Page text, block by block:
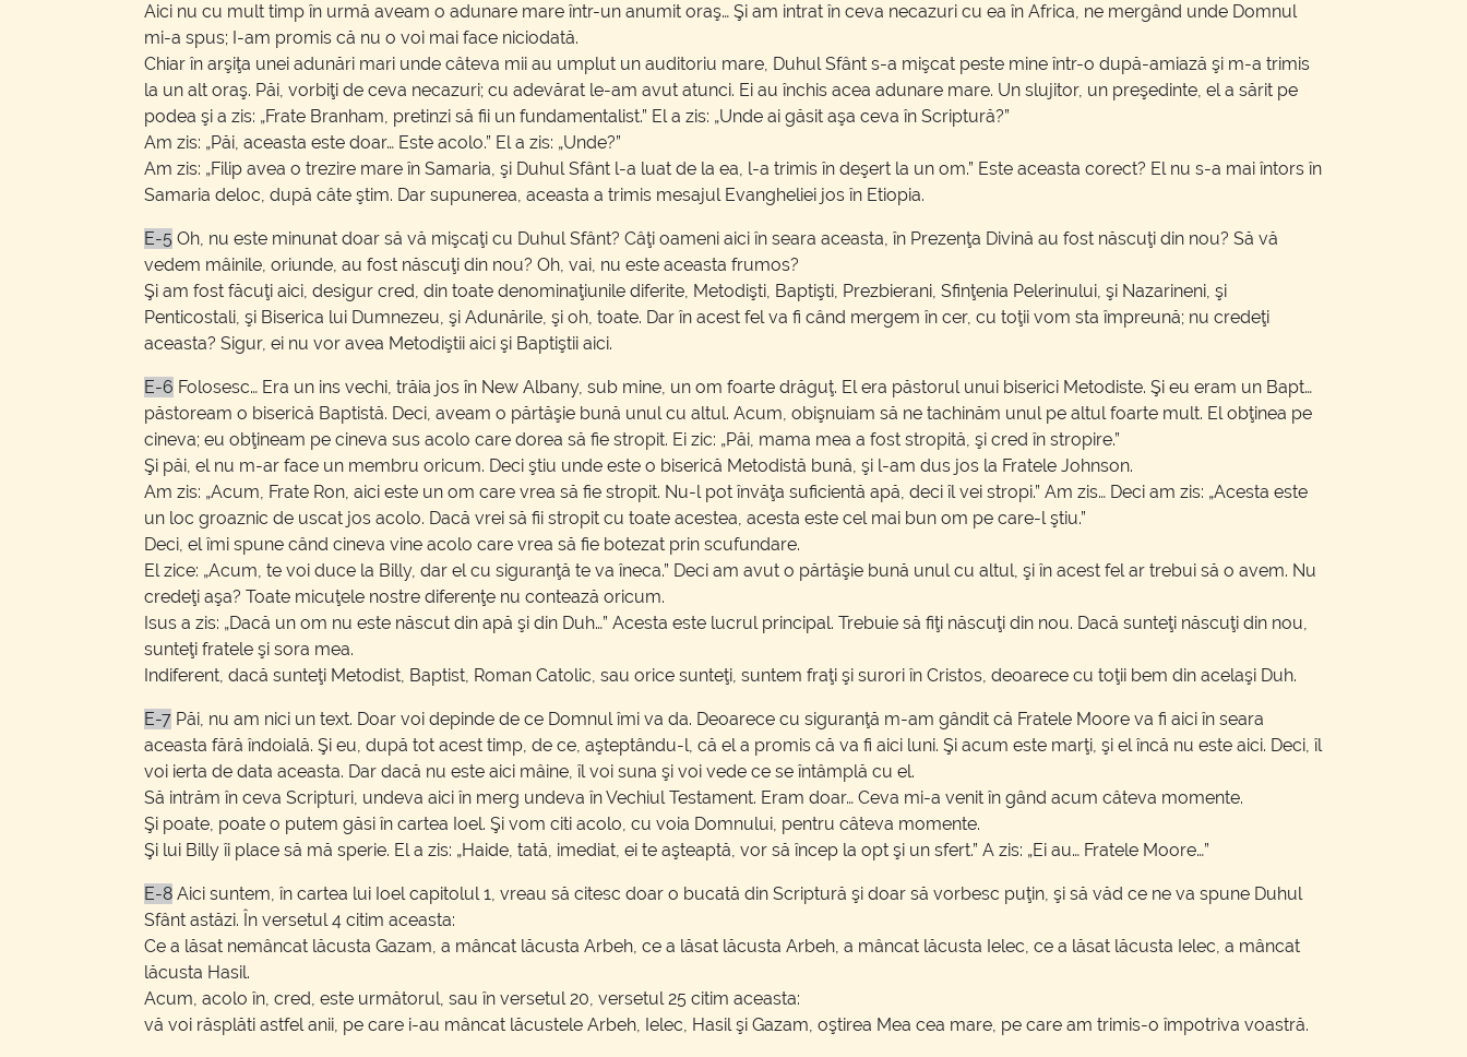
Aici nu cu mult timp în urmă aveam o adunare mare într-un anumit oraş… Şi am intrat în ceva necazuri cu ea în Africa, ne mergând unde Domnul
mi-a spus; I-am promis că nu o voi mai face niciodată.
Chiar în arşiţa unei adunări mari unde câteva mii au umplut un auditoriu mare, Duhul Sfânt s-a mişcat peste mine într-o după-amiază şi m-a trimis
la un alt oraş. Păi, vorbiţi de ceva necazuri; cu adevărat le-am avut atunci. Ei au închis acea adunare mare. Un slujitor, un preşedinte, el a sărit pe
podea şi a zis: „Frate Branham, pretinzi să fii un fundamentalist.” El a zis: „Unde ai găsit aşa ceva în Scriptură?”
Am zis: „Păi, aceasta este doar… Este acolo.” El a zis: „Unde?”
Am zis: „Filip avea o trezire mare în Samaria, şi Duhul Sfânt l-a luat de la ea, l-a trimis în deşert la un om.” Este aceasta corect? El nu s-a mai întors în
Samaria deloc, după câte ştim. Dar supunerea, aceasta a trimis mesajul Evangheliei jos în Etiopia.
E-5 Oh, nu este minunat doar să vă mişcaţi cu Duhul Sfânt? Câţi oameni aici în seara aceasta, în Prezenţa Divină au fost născuţi din nou? Să vă
vedem mâinile, oriunde, au fost născuţi din nou? Oh, vai, nu este aceasta frumos?
Şi am fost făcuţi aici, desigur cred, din toate denominaţiunile diferite, Metodişti, Baptişti, Prezbierani, Sfinţenia Pelerinului, şi Nazarineni, şi
Penticostali, şi Biserica lui Dumnezeu, şi Adunările, şi oh, toate. Dar în acest fel va fi când mergem în cer, cu toţii vom sta împreună; nu credeţi
aceasta? Sigur, ei nu vor avea Metodiştii aici şi Baptiştii aici.
E-6 Folosesc… Era un ins vechi, trăia jos în New Albany, sub mine, un om foarte drăguţ. El era păstorul unui biserici Metodiste. Şi eu eram un Bapt…
păstoream o biserică Baptistă. Deci, aveam o părtăşie bună unul cu altul. Acum, obişnuiam să ne tachinăm unul pe altul foarte mult. El obţinea pe
cineva; eu obţineam pe cineva sus acolo care dorea să fie stropit. Ei zic: „Păi, mama mea a fost stropită, şi cred în stropire.”
Şi păi, el nu m-ar face un membru oricum. Deci ştiu unde este o biserică Metodistă bună, şi l-am dus jos la Fratele Johnson.
Am zis: „Acum, Frate Ron, aici este un om care vrea să fie stropit. Nu-l pot învăţa suficientă apă, deci îl vei stropi.” Am zis… Deci am zis: „Acesta este
un loc groaznic de uscat jos acolo. Dacă vrei să fii stropit cu toate acestea, acesta este cel mai bun om pe care-l ştiu.”
Deci, el îmi spune când cineva vine acolo care vrea să fie botezat prin scufundare.
El zice: „Acum, te voi duce la Billy, dar el cu siguranţă te va îneca.” Deci am avut o părtăşie bună unul cu altul, şi în acest fel ar trebui să o avem. Nu
credeţi aşa? Toate micuţele nostre diferenţe nu contează oricum.
Isus a zis: „Dacă un om nu este născut din apă şi din Duh…” Acesta este lucrul principal. Trebuie să fiţi născuţi din nou. Dacă sunteţi născuţi din nou,
sunteţi fratele şi sora mea.
Indiferent, dacă sunteţi Metodist, Baptist, Roman Catolic, sau orice sunteţi, suntem fraţi şi surori în Cristos, deoarece cu toţii bem din acelaşi Duh.
E-7 Păi, nu am nici un text. Doar voi depinde de ce Domnul îmi va da. Deoarece cu siguranţă m-am gândit că Fratele Moore va fi aici în seara
aceasta fără îndoială. Şi eu, după tot acest timp, de ce, aşteptându-l, că el a promis că va fi aici luni. Şi acum este marţi, şi el încă nu este aici. Deci, îl
voi ierta de data aceasta. Dar dacă nu este aici mâine, îl voi suna şi voi vede ce se întâmplă cu el.
Să intrăm în ceva Scripturi, undeva aici în merg undeva în Vechiul Testament. Eram doar… Ceva mi-a venit în gând acum câteva momente.
Şi poate, poate o putem găsi în cartea Ioel. Şi vom citi acolo, cu voia Domnului, pentru câteva momente.
Şi lui Billy îi place să mă sperie. El a zis: „Haide, tată, imediat, ei te aşteaptă, vor să încep la opt şi un sfert.” A zis: „Ei au… Fratele Moore…”
E-8 Aici suntem, în cartea lui Ioel capitolul 1, vreau să citesc doar o bucată din Scriptură şi doar să vorbesc puţin, şi să văd ce ne va spune Duhul
Sfânt astăzi. În versetul 4 citim aceasta:
Ce a lăsat nemâncat lăcusta Gazam, a mâncat lăcusta Arbeh, ce a lăsat lăcusta Arbeh, a mâncat lăcusta Ielec, ce a lăsat lăcusta Ielec, a mâncat
lăcusta Hasil.
Acum, acolo în, cred, este următorul, sau în versetul 20, versetul 25 citim aceasta:
vă voi răsplăti astfel anii, pe care i-au mâncat lăcustele Arbeh, Ielec, Hasil şi Gazam, oştirea Mea cea mare, pe care am trimis-o împotriva voastră.